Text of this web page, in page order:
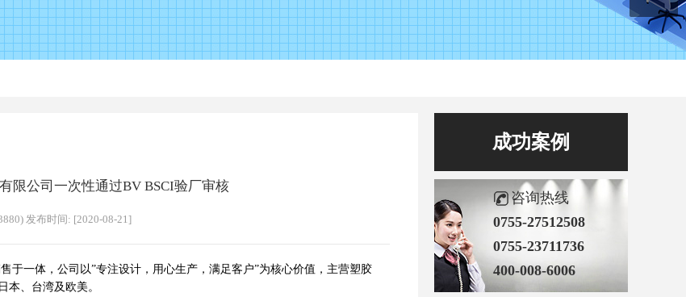
成功案例
咨询热线
0755-27512508
0755-23711736
400-008-6006
限公司一次性通过BV BSCI验厂审核
发布时间: [2020-08-21]
一体，公司以”专注设计，用心生产，满足客户”为核心价值，主营塑胶
本、台湾及欧美。